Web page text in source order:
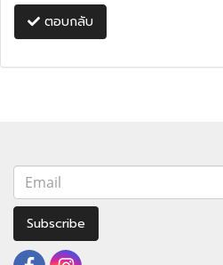
ตอบกลับ
Subscribe